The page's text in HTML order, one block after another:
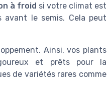
à froid si votre climat est
avant le semis. Cela peut
Ainsi, vos plants
et prêts pour la
de variétés rares comme